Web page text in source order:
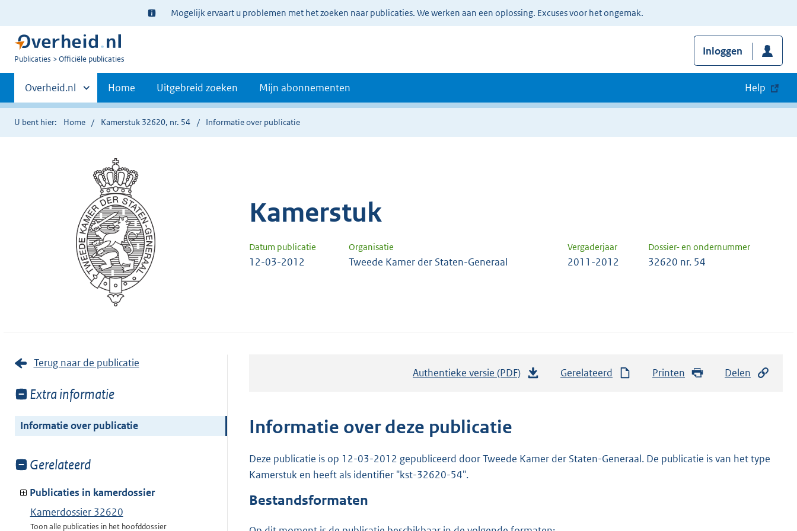
Ter
informatie:
Mogelijk ervaart u problemen met het zoeken naar publicaties. We werken aan een oplossing. Excuses voor het ongemak.
U
Publicaties Officiële publicaties
Inloggen
Primaire
navigatie
Andere
sites
binnen
Overheid.nl Home Uitgebreid zoeken Mijn abonnementen Help
U bent hier: Home Kamerstuk 32620, nr. 54 Informatie over publicatie
Kamerstuk
Datum publicatie Organisatie Vergaderjaar Dossier- en ondernummer
12-03-2012 Tweede Kamer der Staten-Generaal 2011-2012 32620 nr. 54
Terug naar de publicatie
Toon
van:
Extra informatie
Informatie over publicatie
Toon
van:
Gerelateerd
Publicaties in kamerdossier
Kamerdossier 32620
Toon alle publicaties in het hoofddossier
Authentieke versie (PDF)
n
Gerelateerd Printen Delen
Informatie over deze publicatie
Deze publicatie is op 12-03-2012 gepubliceerd door Tweede Kamer der Staten-Generaal. De publicatie is van het type
Kamerstuk en heeft als identifier "kst-32620-54".
Bestandsformaten